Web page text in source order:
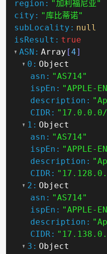
region: "加利福尼亚"
city: "库比蒂诺"
subLocality: null
isResult: true
ASN: Array [4]
0: Object
asn: "AS714"
ispEn: "APPLE-
description:
CIDR:
1: Object
asn: "AS714"
ispEn: "APPLE-
description:
CIDR:
2: Object
asn: "AS714"
ispEn: "APPLE-
description:
CIDR:
3: Object